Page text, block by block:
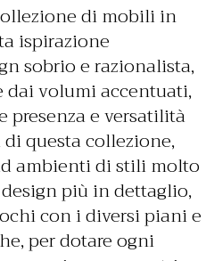
di mobili in
ispirazione
sobrio e razionalista,
volumi accentuati,
presenza e versatilità
questa collezione,
ambienti di stili molto
più in dettaglio,
con i diversi piani e
per dotare ogni